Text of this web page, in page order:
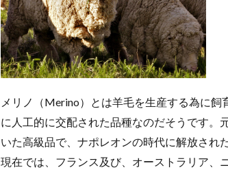
メリノ（Merino）とは羊毛を生産する為に
に人工的に交配された品種なのだそうです。
いた高級品で、ナポレオンの時代に解放され
現在では、フランス及び、オーストラリア、